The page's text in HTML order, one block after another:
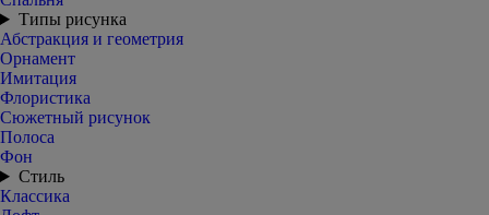
Типы рисунка
Абстракция и геометрия
Орнамент
Имитация
Флористика
Сюжетный рисунок
Полоса
Фон
Стиль
Классика